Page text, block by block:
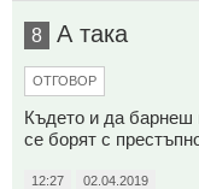
8 А така
ОТГОВОР
Където и да барнеш
се борят с
12:27 02.04.2019